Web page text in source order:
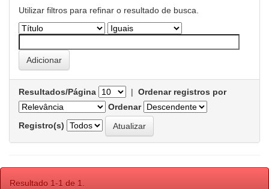
Utilizar filtros para refinar o resultado de busca.
Resultados/Página | Ordenar registros por
Ordenar
Registro(s)
Resultado 1-1 de 1.